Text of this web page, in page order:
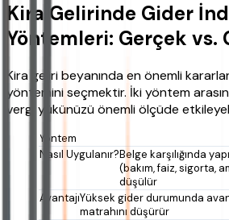
Kira Gelirinde Gider
Yöntemleri: Gerçek vs.
Kira geliri beyanında en önemli
yöntemini seçmektir. İki yöntem
vergi yükünüzü önemli ölçüde
Belge karşılığında
(bakım, faiz, sigorta,
düşülür
Yüksek gider durumunda
matrahını düşürür